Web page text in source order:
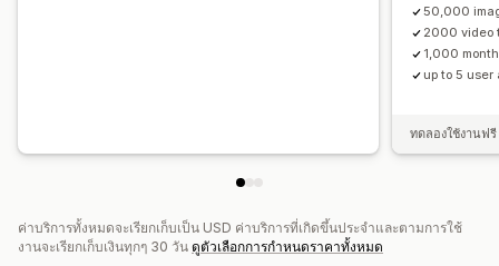
50,000
2000 video
1,000
up to 5
ทดลองใช้งานฟ
ค่าบริการทั้งหมดจะเรียกเก็บเป็น USD ค่าบริการที่เกิดขึ้นประจำและตามการใช้
งานจะเรียกเก็บเงินทุกๆ 30 วัน ดูตัวเลือกการกำหนดราคาทั้งหมด